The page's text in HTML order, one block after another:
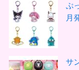
ぷ
月
サ